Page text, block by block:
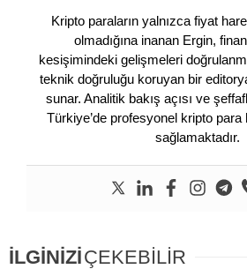
Kripto paraların yalnızca fiyat
olmadığına inanan Ergin,
kesişimindeki gelişmeleri
teknik doğruluğu koruyan bir
sunar. Analitik bakış açısı ve
Türkiye’de profesyonel kripto para
sağlamaktadır.
İLGİNİZİÇEKEBİLİR